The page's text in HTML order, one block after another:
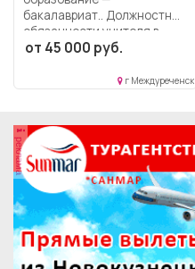
бакалавриат.. Должностные
обязанности учителя в...
от 45 000 руб.
г Междуреченск
реклама